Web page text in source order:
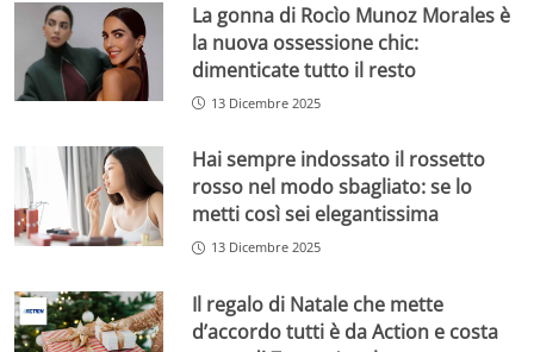
La gonna di Rocìo Munoz Morales è
la nuova ossessione chic:
dimenticate tutto il resto
13 Dicembre 2025
Hai sempre indossato il rossetto
rosso nel modo sbagliato: se lo
metti così sei elegantissima
13 Dicembre 2025
Il regalo di Natale che mette
d’accordo tutti è da Action e costa